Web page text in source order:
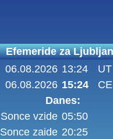
Efemeride za
06.08.2026 13:24
UT
06.08.2026 15:24
Danes:
Sonce vzide 05:50
Sonce zaide 20:25